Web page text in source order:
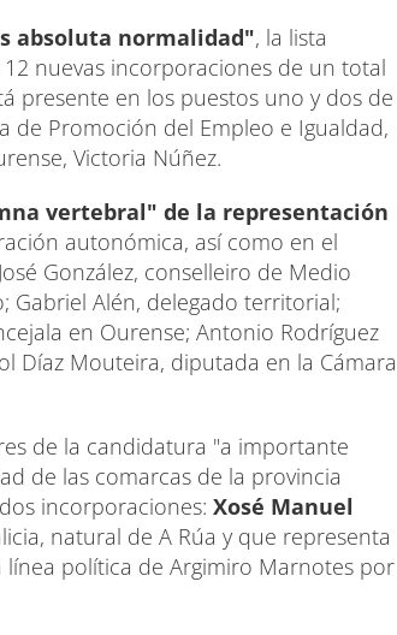
absoluta normalidad", la lista
nuevas incorporaciones de un total
presente en los puestos uno y dos de
de Promoción del Empleo e Igualdad,
Victoria Núñez.
vertebral" de la representación
autonómica, así como en el
González, conselleiro de Medio
Gabriel Alén, delegado territorial;
en Ourense; Antonio Rodríguez
Díaz Mouteira, diputada en la Cámara
de la candidatura "a importante
de las comarcas de la provincia
incorporaciones: Xosé Manuel
natural de A Rúa y que representa
política de Argimiro Marnotes por